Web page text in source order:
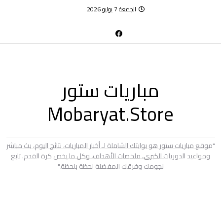
الجمعة 7 يوليو 2026
مباريات ستور
Mobaryat.Store
"موقع مباريات ستور هو بوابتك الشاملة لـ أخبار المباريات، نتائج اليوم، بث مباشر
ومواعيد الدوريات الكبرى، ملخصات الأهداف، وكل ما يخص كرة القدم. تابع
نجومك وفرقك المفضلة لحظة بلحظة."